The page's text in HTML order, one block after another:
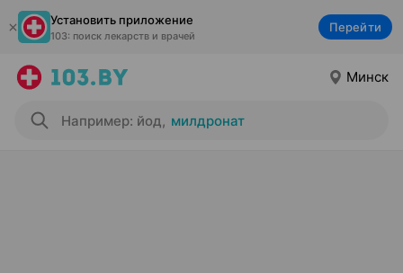
Установить приложение
103: поиск лекарств и врачей
Перейти
Минск
Например: йод, милдронат